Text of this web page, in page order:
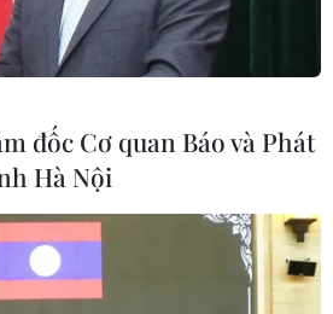
cường nguồn tài chính
tế
đốc Cơ quan Báo và Phát
Hà Nội